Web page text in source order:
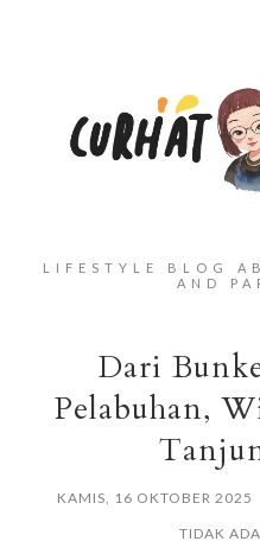
LIFESTYLE BLOG
AND
Dari
Pelabuhan,
KAMIS, 16 OKTOBER 2025
TIDAK